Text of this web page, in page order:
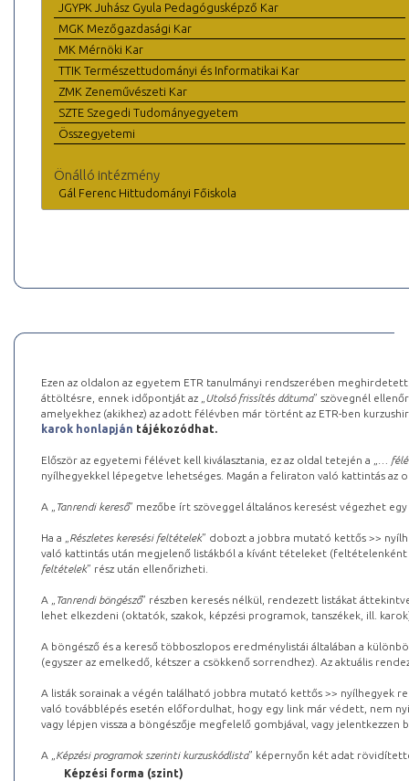
JGYPK Juhász Gyula Pedagógusképző Kar
MGK Mezőgazdasági Kar
MK Mérnöki Kar
TTIK Természettudományi és Informatikai Kar
ZMK Zeneművészeti Kar
SZTE Szegedi Tudományegyetem
Összegyetemi
Önálló intézmény
Gál Ferenc Hittudományi Főiskola
Ezen az oldalon az egyetem ETR tanulmányi rendszerében
áttöltésre, ennek időpontját az „ Utolsó frissítés dátuma” szövegnél
amelyekhez (akikhez) az adott félévben már történt az ETR-ben
karok honlapján tájékozódhat.
Először az egyetemi félévet kell kiválasztania, ez az oldal tetején a „
…
nyílhegyekkel lépegetve lehetséges. Magán a feliraton való kattintás az
A „ Tanrendi kereső” mezőbe írt szöveggel általános keresést végezhet
Ha a „ Részletes keresési feltételek” dobozt a jobbra mutató kettős >>
való kattintás után megjelenő listákból a kívánt tételeket (feltételenként
feltételek” rész után ellenőrizheti.
A „ Tanrendi böngésző” részben keresés nélkül, rendezett listákat
lehet elkezdeni (oktatók, szakok, képzési programok, tanszékek, ill.
A böngésző és a kereső többoszlopos eredménylistái általában a
(egyszer az emelkedő, kétszer a csökkenő sorrendhez). Az aktuális
A listák sorainak a végén található jobbra mutató kettős >> nyílhegyek
való továbblépés esetén előfordulhat, hogy egy link már védett, nem
vagy lépjen vissza a böngészője megfelelő gombjával, vagy
A „ Képzési programok szerinti kurzuskódlista” képernyőn két adat
Képzési forma (szint)